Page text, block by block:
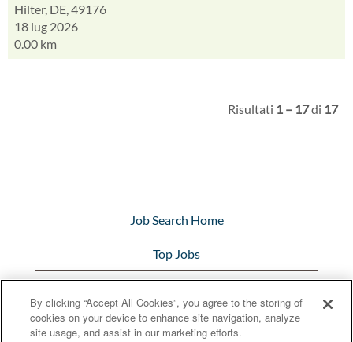
Hilter, DE, 49176
18 lug 2026
0.00 km
Risultati 1 – 17di 17
Job Search Home
Top Jobs
Bunge.com
By clicking “Accept All Cookies”, you agree to the storing of
cookies on your device to enhance site navigation, analyze
site usage, and assist in our marketing efforts.